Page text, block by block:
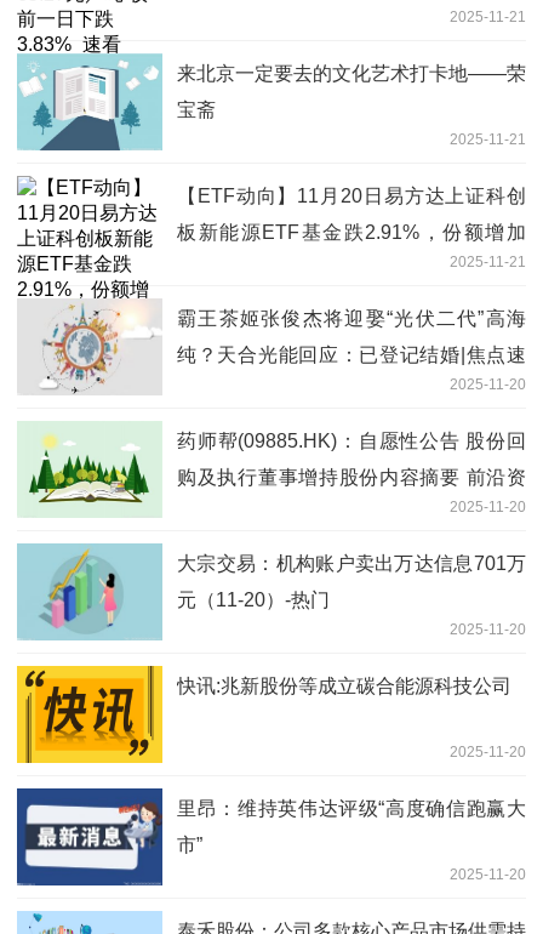
2025-11-21
来北京一定要去的文化艺术打卡地——荣
宝斋
2025-11-21
【ETF动向】11月20日易方达上证科创
板新能源ETF基金跌2.91%，份额增加
2025-11-21
霸王茶姬张俊杰将迎娶“光伏二代”高海
纯？天合光能回应：已登记结婚|焦点速
2025-11-20
药师帮(09885.HK)：自愿性公告 股份回
购及执行董事增持股份内容摘要 前沿资
2025-11-20
大宗交易：机构账户卖出万达信息701万
元（11-20）-热门
2025-11-20
快讯:兆新股份等成立碳合能源科技公司
2025-11-20
里昂：维持英伟达评级“高度确信跑赢大
市”
2025-11-20